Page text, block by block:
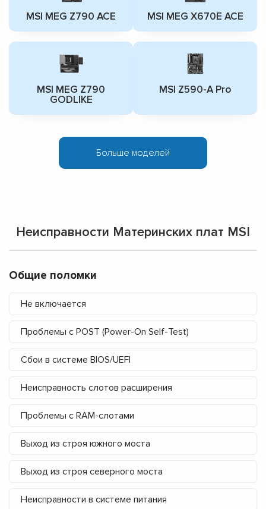
MSI MEG Z790 ACE MSI MEG X670E ACE
MSI MEG Z790
GODLIKE
MSI Z590-A Pro
Больше моделей
Неисправности Материнских плат MSI
Общие поломки
Не включается
Проблемы с POST (Power-On Self-Test)
Сбои в системе BIOS/UEFI
Неисправность слотов расширения
Проблемы с RAM-слотами
Выход из строя южного моста
Выход из строя северного моста
Неисправности в системе питания